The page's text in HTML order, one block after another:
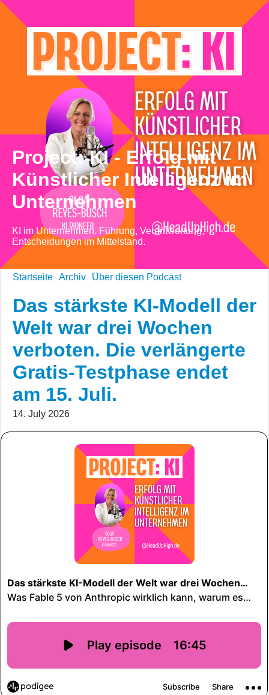
Project: KI - Erfolg mit
Künstlicher Intelligenz im
Unternehmen
KI im Unternehmen. Führung, Verantwortung,
Entscheidungen im Mittelstand.
Startseite Archiv Über diesen Podcast
Das stärkste KI-Modell der
Welt war drei Wochen
verboten. Die verlängerte
Gratis-Testphase endet
am 15. Juli.
14. July 2026